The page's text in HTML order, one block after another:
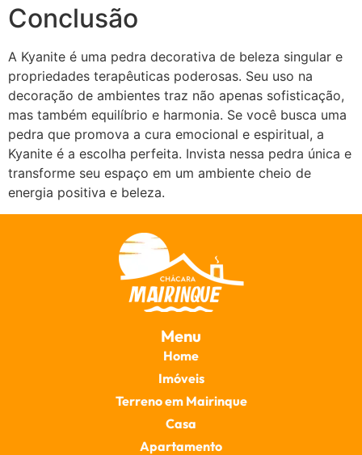
Conclusão
A Kyanite é uma pedra decorativa de beleza singular e
propriedades terapêuticas poderosas. Seu uso na
decoração de ambientes traz não apenas sofisticação,
mas também equilíbrio e harmonia. Se você busca uma
pedra que promova a cura emocional e espiritual, a
Kyanite é a escolha perfeita. Invista nessa pedra única e
transforme seu espaço em um ambiente cheio de
energia positiva e beleza.
Menu
Home
Imóveis
Terreno em Mairinque
Casa
Apartamento